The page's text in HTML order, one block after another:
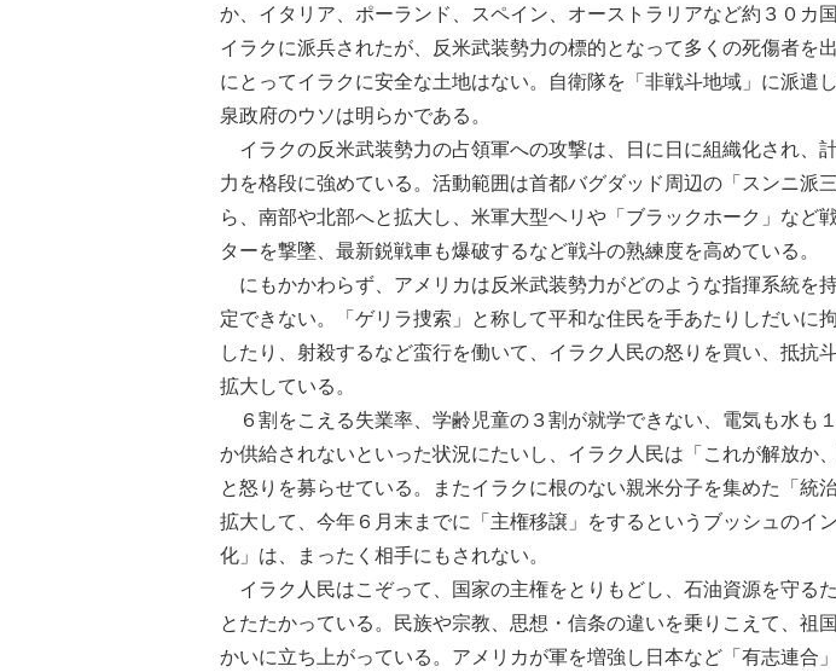
か、イタリア、ポーランド、スペイン、オーストラリアなど約３０カ
イラクに派兵されたが、反米武装勢力の標的となって多くの死傷者を
にとってイラクに安全な土地はない。自衛隊を「非戦斗地域」に派遣
泉政府のウソは明らかである。
イラクの反米武装勢力の占領軍への攻撃は、日に日に組織化され、
力を格段に強めている。活動範囲は首都バグダッド周辺の「スンニ派
ら、南部や北部へと拡大し、米軍大型ヘリや「ブラックホーク」など
ターを撃墜、最新鋭戦車も爆破するなど戦斗の熟練度を高めている。
にもかかわらず、アメリカは反米武装勢力がどのような指揮系統を
定できない。「ゲリラ捜索」と称して平和な住民を手あたりしだいに
したり、射殺するなど蛮行を働いて、イラク人民の怒りを買い、抵抗
拡大している。
６割をこえる失業率、学齢児童の３割が就学できない、電気も水も
か供給されないといった状況にたいし、イラク人民は「これが解放か、
と怒りを募らせている。またイラクに根のない親米分子を集めた「統
拡大して、今年６月末までに「主権移譲」をするというブッシュのイ
化」は、まったく相手にもされない。
イラク人民はこぞって、国家の主権をとりもどし、石油資源を守る
とたたかっている。民族や宗教、思想・信条の違いを乗りこえて、祖
かいに立ち上がっている。アメリカが軍を増強し日本など「有志連合